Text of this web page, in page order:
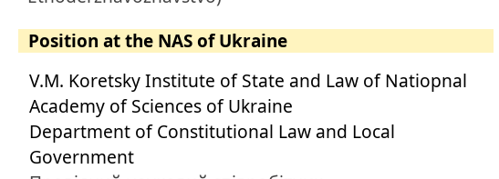
Position at the NAS of Ukraine
V.M. Koretsky Institute of State and Law of Natiopnal
Academy of Sciences of Ukraine
Department of Constitutional Law and Local
Government